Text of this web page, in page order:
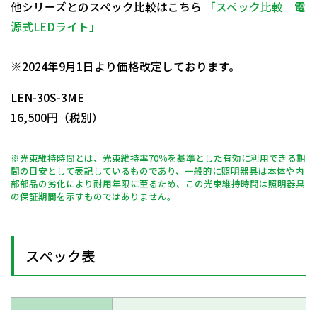
他シリーズとのスペック比較はこちら
「スペック比較 電
源式LEDライト」
※2024年9月1日より価格改定しております。
LEN-30S-3ME
16,500円（税別）
※光束維持時間とは、光束維持率70％を基準とした有効に利用できる期
間の目安として表記しているものであり、一般的に照明器具は本体や内
部部品の劣化により耐用年限に至るため、この光束維持時間は照明器具
の保証期間を示すものではありません。
スペック表